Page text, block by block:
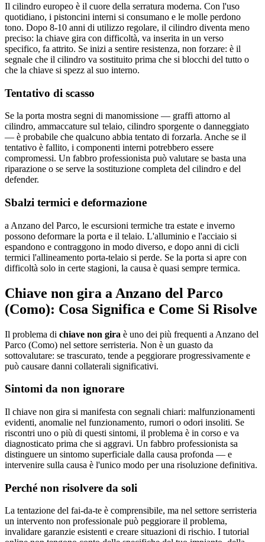
Il cilindro europeo è il cuore della serratura moderna. Con l'uso
quotidiano, i pistoncini interni si consumano e le molle perdono
tono. Dopo 8-10 anni di utilizzo regolare, il cilindro diventa meno
preciso: la chiave gira con difficoltà, va inserita in un verso
specifico, fa attrito. Se inizi a sentire resistenza, non forzare: è il
segnale che il cilindro va sostituito prima che si blocchi del tutto o
che la chiave si spezz al suo interno.
Tentativo di scasso
Se la porta mostra segni di manomissione — graffi attorno al
cilindro, ammaccature sul telaio, cilindro sporgente o danneggiato
— è probabile che qualcuno abbia tentato di forzarla. Anche se il
tentativo è fallito, i componenti interni potrebbero essere
compromessi. Un fabbro professionista può valutare se basta una
riparazione o se serve la sostituzione completa del cilindro e del
defender.
Sbalzi termici e deformazione
a Anzano del Parco, le escursioni termiche tra estate e inverno
possono deformare la porta e il telaio. L'alluminio e l'acciaio si
espandono e contraggono in modo diverso, e dopo anni di cicli
termici l'allineamento porta-telaio si perde. Se la porta si apre con
difficoltà solo in certe stagioni, la causa è quasi sempre termica.
Chiave non gira a Anzano del Parco
(Como): Cosa Significa e Come Si Risolve
Il problema di chiave non gira è uno dei più frequenti a Anzano del
Parco (Como) nel settore serristeria. Non è un guasto da
sottovalutare: se trascurato, tende a peggiorare progressivamente e
può causare danni collaterali significativi.
Sintomi da non ignorare
Il chiave non gira si manifesta con segnali chiari: malfunzionamenti
evidenti, anomalie nel funzionamento, rumori o odori insoliti. Se
riscontri uno o più di questi sintomi, il problema è in corso e va
diagnosticato prima che si aggravi. Un fabbro professionista sa
distinguere un sintomo superficiale dalla causa profonda — e
intervenire sulla causa è l'unico modo per una risoluzione definitiva.
Perché non risolvere da soli
La tentazione del fai-da-te è comprensibile, ma nel settore serristeria
un intervento non professionale può peggiorare il problema,
invalidare garanzie esistenti e creare situazioni di rischio. I tutorial